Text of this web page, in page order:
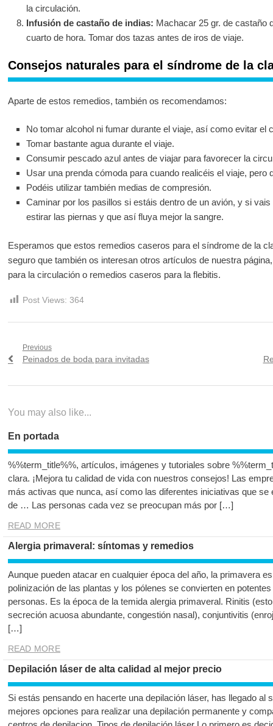
la circulación.
Infusión de castaño de indias: Machacar 25 gr. de castaño
cuarto de hora. Tomar dos tazas antes de iros de viaje.
Consejos naturales para el síndrome de la
Aparte de estos remedios, también os recomendamos:
No tomar alcohol ni fumar durante el viaje, así como evitar el
Tomar bastante agua durante el viaje.
Consumir pescado azul antes de viajar para favorecer la
Usar una prenda cómoda para cuando realicéis el viaje, pero
Podéis utilizar también medias de compresión.
Caminar por los pasillos si estáis dentro de un avión, y si
estirar las piernas y que así fluya mejor la sangre.
Esperamos que estos remedios caseros para el síndrome de la
seguro que también os interesan otros artículos de nuestra
para la circulación o remedios caseros para la flebitis.
Post Views: 364
Navegación
Previous
Previous
Peinados de boda para invitadas
You may also like...
En portada
%%term_title%%, artículos, imágenes y tutoriales sobre
clara. ¡Mejora tu calidad de vida con nuestros consejos! Las
más activas que nunca, así como las diferentes iniciativas que se
de … Las personas cada vez se preocupan más por […]
READ MORE
Alergia primaveral: síntomas y remedios
Aunque pueden atacar en cualquier época del año, la primavera
polinización de las plantas y los pólenes se convierten en
personas. Es la época de la temida alergia primaveral. Rinitis
secreción acuosa abundante, congestión nasal), conjuntivitis
[…]
READ MORE
Depilación láser de alta calidad al mejor precio
Si estás pensando en hacerte una depilación láser, has llegado al
mejores opciones para realizar una depilación permanente y